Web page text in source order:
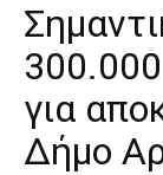
για
Δήμο